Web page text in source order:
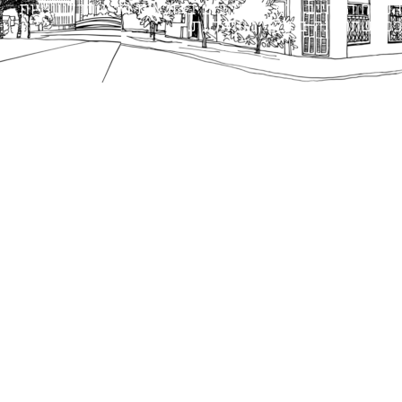
הנוסח המחייב הוא זה הקבוע בהוראות הדין הרלוונטיות
כפי שתהיינה בתוקף מעת לעת.